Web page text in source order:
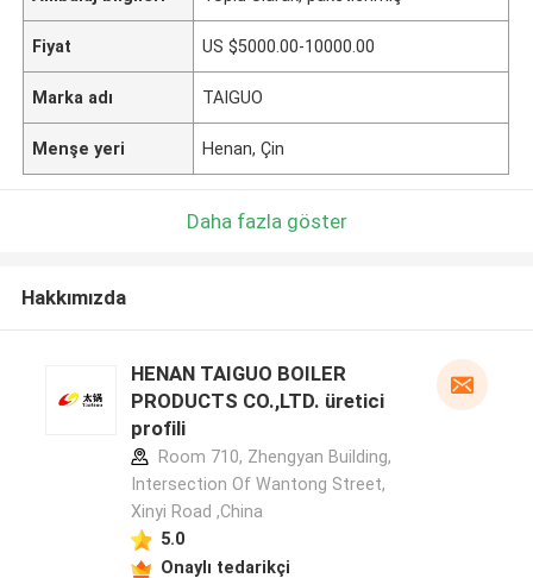
Fiyat US $5000.00-10000.00
Marka adı TAIGUO
Menşe yeri Henan, Çin
Daha fazla göster
Hakkımızda
HENAN TAIGUO BOILER
PRODUCTS CO.,LTD. üretici
profili
Room 710, Zhengyan Building,
Intersection Of Wantong Street,
Xinyi Road ,China
5.0
Onaylı tedarikçi